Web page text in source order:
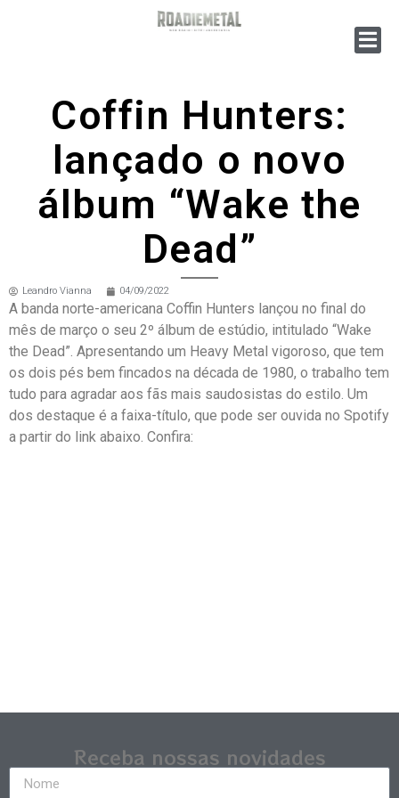
Coffin Hunters:
lançado o novo
álbum “Wake the
Dead”
Leandro Vianna 04/09/2022
A banda norte-americana Coffin Hunters lançou no final do
mês de março o seu 2º álbum de estúdio, intitulado “Wake
the Dead”. Apresentando um Heavy Metal vigoroso, que tem
os dois pés bem fincados na década de 1980, o trabalho tem
tudo para agradar aos fãs mais saudosistas do estilo. Um
dos destaque é a faixa-título, que pode ser ouvida no Spotify
a partir do link abaixo. Confira:
Receba nossas novidades